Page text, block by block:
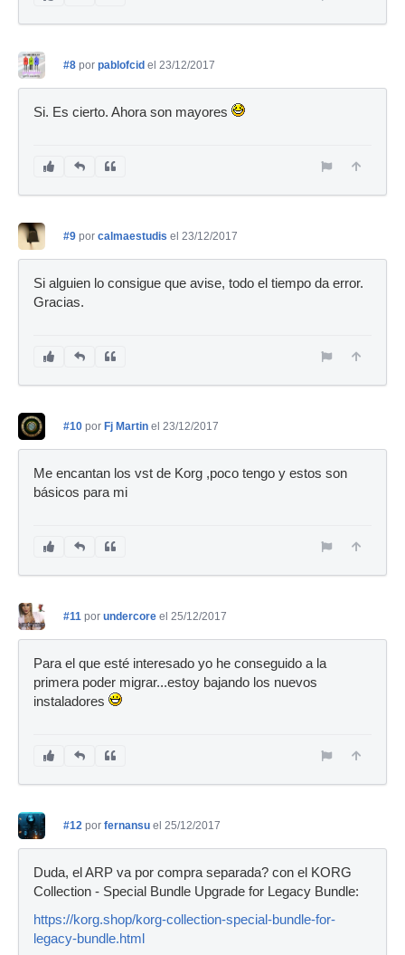
#8 por pablofcid el 23/12/2017
Si. Es cierto. Ahora son mayores
#9 por calmaestudis el 23/12/2017
Si alguien lo consigue que avise, todo el tiempo da error.
Gracias.
#10 por Fj Martin el 23/12/2017
Me encantan los vst de Korg ,poco tengo y estos son
básicos para mi
#11 por undercore el 25/12/2017
Para el que esté interesado yo he conseguido a la
primera poder migrar...estoy bajando los nuevos
instaladores
#12 por fernansu el 25/12/2017
Duda, el ARP va por compra separada? con el KORG
Collection - Special Bundle Upgrade for Legacy Bundle:
https://korg.shop/korg-collection-special-bundle-for-
legacy-bundle.html